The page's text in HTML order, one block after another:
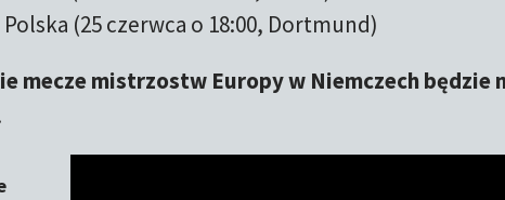
Polska (25 czerwca o 18:00, Dortmund)
mecze mistrzostw Europy w Niemczech będzie